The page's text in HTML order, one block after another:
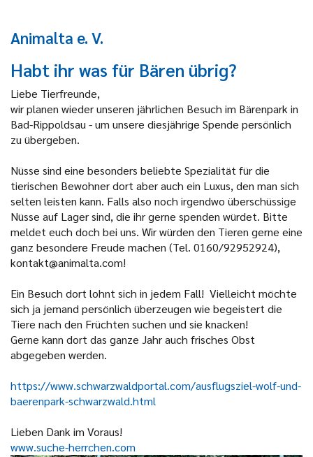
Animalta e. V.
Habt ihr was für Bären übrig?
Liebe Tierfreunde,
wir planen wieder unseren jährlichen Besuch im Bärenpark in
Bad-Rippoldsau - um unsere diesjährige Spende persönlich
zu übergeben.
Nüsse sind eine besonders beliebte Spezialität für die
tierischen Bewohner dort aber auch ein Luxus, den man sich
selten leisten kann. Falls also noch irgendwo überschüssige
Nüsse auf Lager sind, die ihr gerne spenden würdet. Bitte
meldet euch doch bei uns. Wir würden den Tieren gerne eine
ganz besondere Freude machen (Tel. 0160/92952924),
kontakt@animalta.com!
Ein Besuch dort lohnt sich in jedem Fall! Vielleicht möchte
sich ja jemand persönlich überzeugen wie begeistert die
Tiere nach den Früchten suchen und sie knacken!
Gerne kann dort das ganze Jahr auch frisches Obst
abgegeben werden.
https://www.schwarzwaldportal.com/ausflugsziel-wolf-und-
baerenpark-schwarzwald.html
Lieben Dank im Voraus!
www.suche-herrchen.com